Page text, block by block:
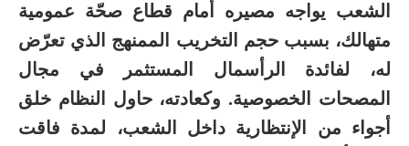
الشعب يواجه مصيره أمام قطاع صحّة عمومية
متهالك، بسبب حجم التخريب الممنهج الذي تعرّض
له، لفائدة الرأسمال المستثمر في مجال
المصحات الخصوصية. وكعادته، حاول النظام خلق
أجواء من الإنتظارية داخل الشعب، لمدة فاقت